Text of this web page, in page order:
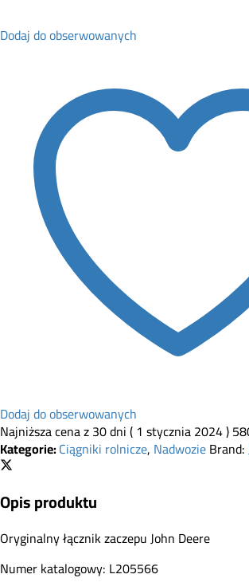
Dodaj do obserwowanych
Dodaj do obserwowanych
Najniższa cena z 30 dni (1 stycznia 2024)
Kategorie:Ciągniki rolnicze, NadwozieBrand:
Opis produktu
Oryginalny łącznik zaczepu John Deere
Numer katalogowy: L205566